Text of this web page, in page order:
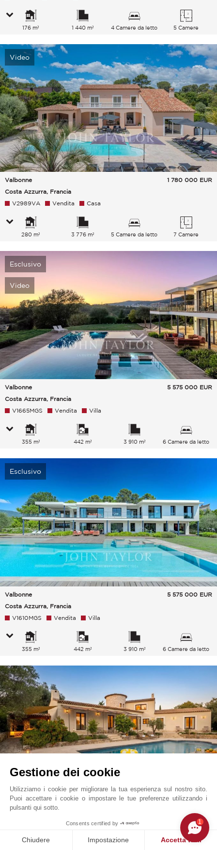
176 m² 1 440 m² 4 Camere da letto 5 Camere
Video
Valbonne
Costa Azzurra, Francia
1 780 000 EUR
V2989VA Vendita Casa
280 m² 3 776 m² 5 Camere da letto 7 Camere
Esclusivo
Video
Valbonne
Costa Azzurra, Francia
5 575 000 EUR
V1665MGS Vendita Villa
355 m² 442 m² 3 910 m² 6 Camere da letto
Esclusivo
Valbonne
Costa Azzurra, Francia
5 575 000 EUR
V1610MGS Vendita Villa
355 m² 442 m² 3 910 m² 6 Camere da letto
Valbonne
Costa Azzurra, Francia
A partire da25 000 EUR
Affitto stagionale Casa
Gestione dei cookie
Utilizziamo i cookie per migliorare la tua esperienza sul nostro sito.
Puoi accettare i cookie o impostare le tue preferenze utilizzando i
pulsanti qui sotto.
Consents certified by
Chiudere Impostazione Accetta tutti
1